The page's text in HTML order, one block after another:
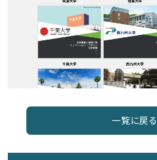
一覧に戻る